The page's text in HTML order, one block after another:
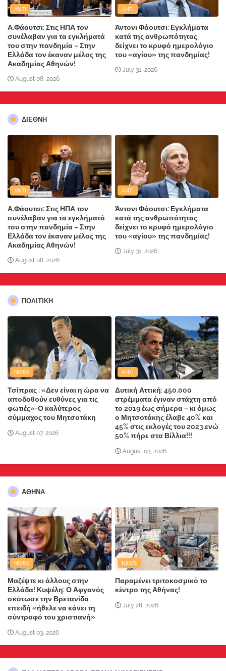
ANTI
Α.Φάουτσι: Στις ΗΠΑ τον
συνέλαβαν για τα εγκλήματά
του στην πανδημία – Στην
Ελλάδα τον έκαναν μέλος της
Ακαδημίας Αθηνών!
August 08, 2026
ANTI
Άντονι Φάουτσι: Εγκλήματα
κατά της ανθρωπότητας
δείχνει το κρυφό ημερολόγιο
του «αγίου» της πανδημίας!
July 31, 2026
ΔΙΕΘΝΗ
ANTI
Α.Φάουτσι: Στις ΗΠΑ τον
συνέλαβαν για τα εγκλήματά
του στην πανδημία – Στην
Ελλάδα τον έκαναν μέλος της
Ακαδημίας Αθηνών!
August 08, 2026
ANTI
Άντονι Φάουτσι: Εγκλήματα
κατά της ανθρωπότητας
δείχνει το κρυφό ημερολόγιο
του «αγίου» της πανδημίας!
July 31, 2026
ΠΟΛΙΤΙΚΗ
NEWS
Τσίπρας : «Δεν είναι η ώρα να
αποδοθούν ευθύνες για τις
φωτιές»-Ο καλύτερος
σύμμαχος του Μητσοτάκη
August 07, 2026
ANTI
Δυτική Αττική: 450.000
στρέμματα έγιναν στάχτη από
το 2019 έως σήμερα – κι όμως
ο Μητσοτάκης έλαβε 40% και
45% στις εκλογές του 2023,ενώ
50% πήρε στα Βίλλια!!!
August 03, 2026
ΑΘΗΝΑ
NEWS
Μαζέψτε κι άλλους στην
Ελλάδα! Κυψέλη: Ο Αφγανός
σκότωσε την Βρετανίδα
επειδή «ήθελε να κάνει τη
σύντροφό του χριστιανή»
August 03, 2026
NEWS
Παραμένει τριτοκοσμικό το
κέντρο της Αθήνας!
July 28, 2026